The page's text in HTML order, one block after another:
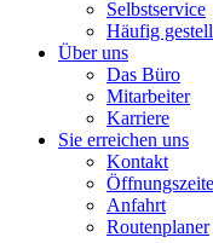
Selbstservice
Häufig
Über uns
Das Büro
Mitarbeiter
Karriere
Sie erreichen uns
Kontakt
Anfahrt
Routenplaner